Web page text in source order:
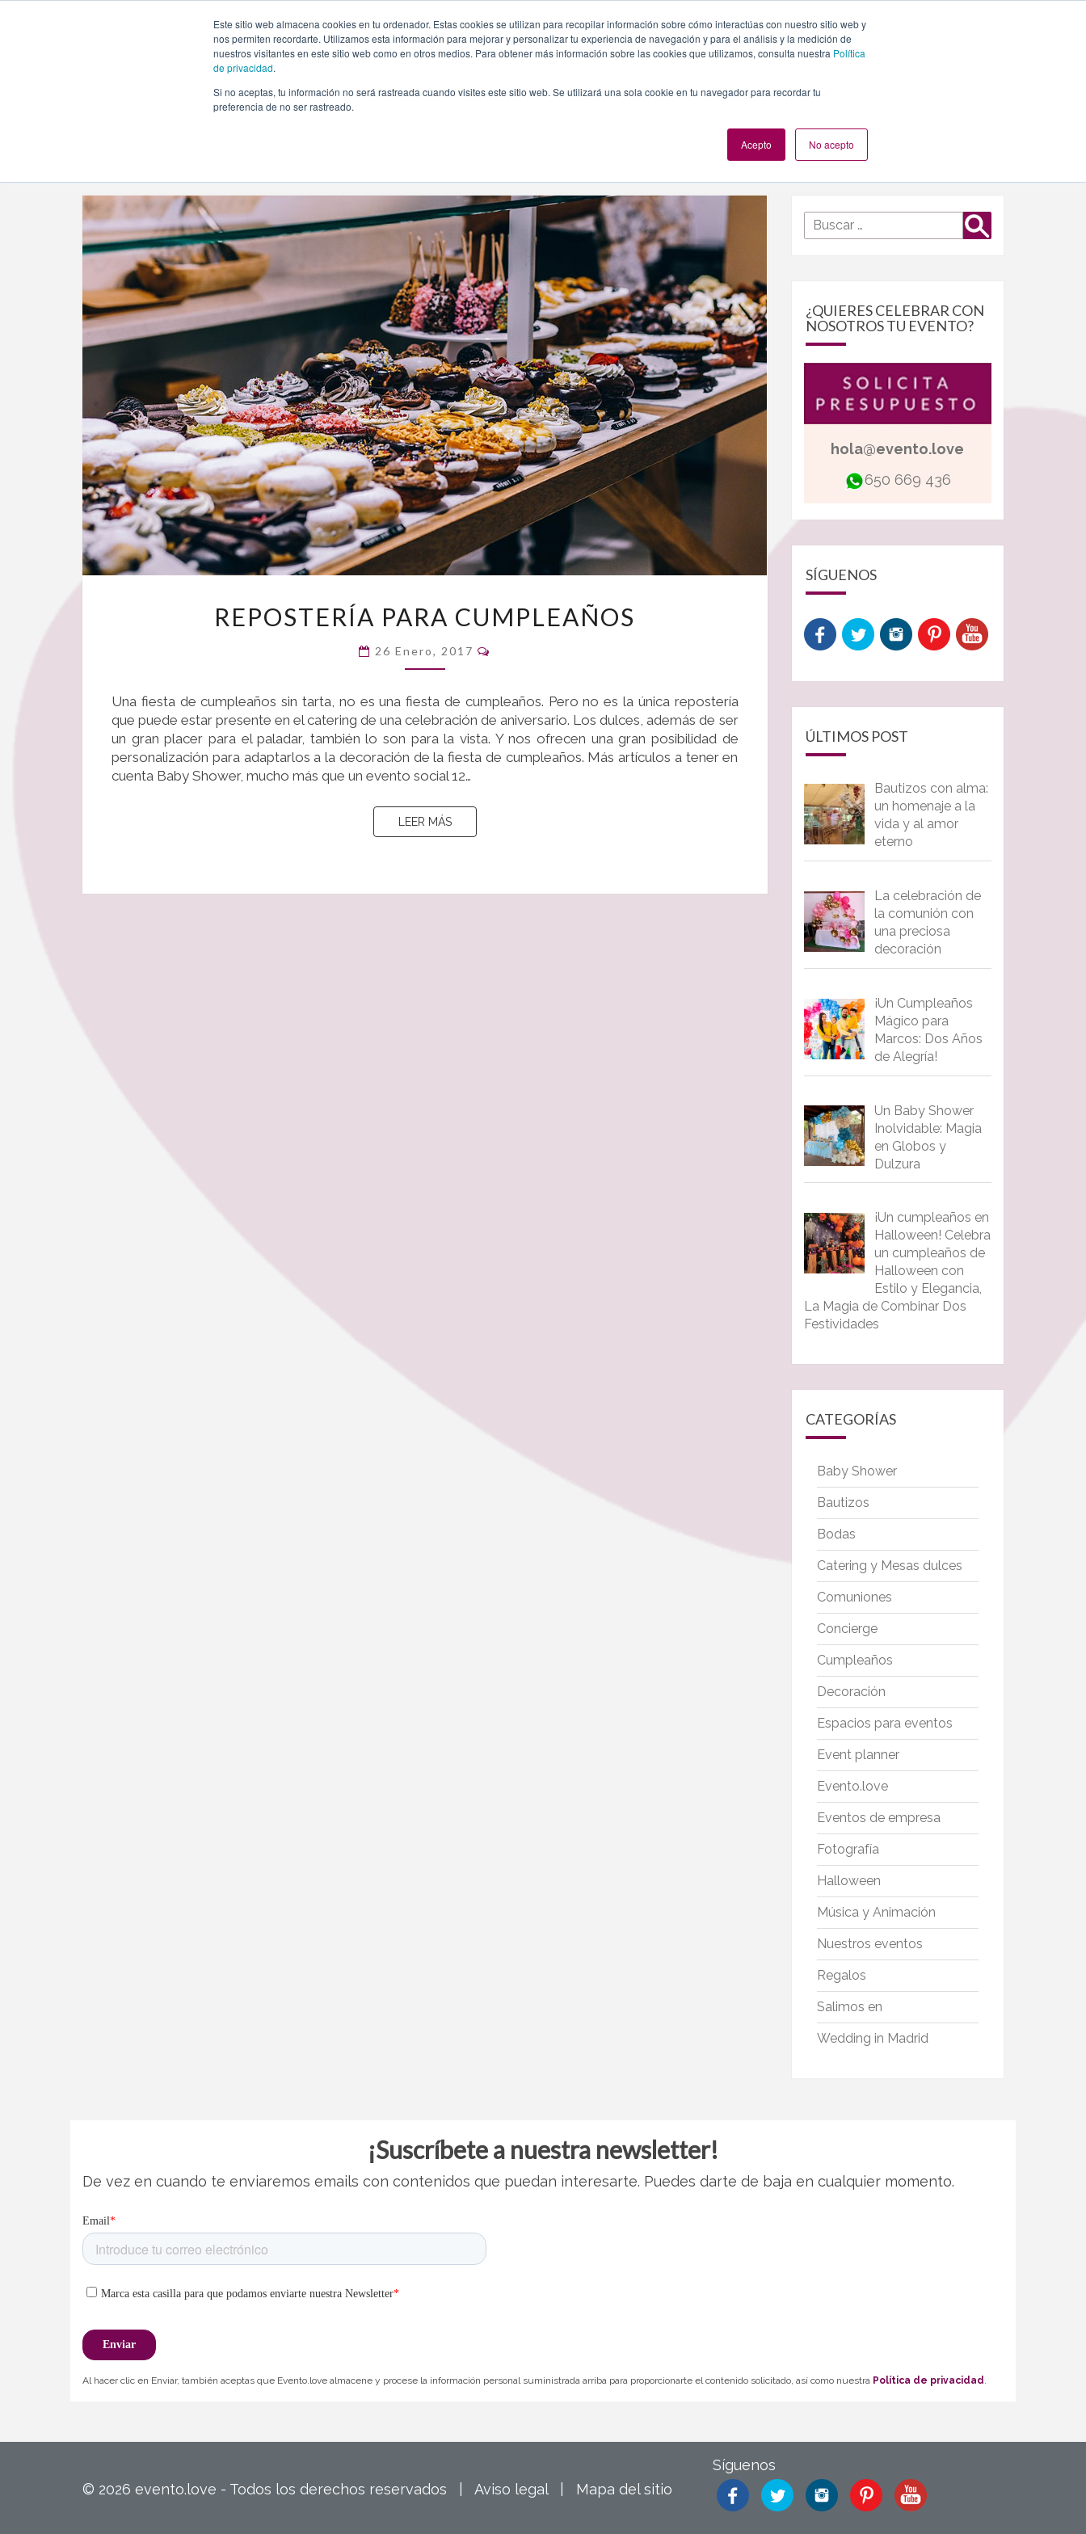
Este sitio web almacena cookies en tu ordenador. Estas cookies se utilizan para recopilar información sobre cómo interactúas con nuestro sitio web y
nos permiten recordarte. Utilizamos esta información para mejorar y personalizar tu experiencia de navegación y para el análisis y la medición de
nuestros visitantes en este sitio web como en otros medios. Para obtener más información sobre las cookies que utilizamos, consulta nuestra Política
de privacidad.
Si no aceptas, tu información no será rastreada cuando visites este sitio web. Se utilizará una sola cookie en tu navegador para recordar tu
preferencia de no ser rastreado.
Acepto No acepto
INICIO QUIÉNES SOMOS TE OFRECEMOS PLANES NUESTROS EVENTOS
PARA
REPOSTERÍA PARA CUMPLEAÑOS
26 Enero, 2017
Una fiesta de cumpleaños sin tarta, no es una fiesta de cumpleaños. Pero no es la única repostería
que puede estar presente en el catering de una celebración de aniversario. Los dulces, además de ser
un gran placer para el paladar, también lo son para la vista. Y nos ofrecen una gran posibilidad de
personalización para adaptarlos a la decoración de la fiesta de cumpleaños. Más artículos a tener en
cuenta Baby Shower, mucho más que un evento social 12…
LEER MÁSLEER MÁS
Buscar
por:
Buscar
¿QUIERES CELEBRAR CON
NOSOTROS TU EVENTO?
hola@evento.love
650 669 436
SÍGUENOS
ÚLTIMOS POST
Bautizos con alma:
un homenaje a la
vida y al amor
eterno
La celebración de
la comunión con
una preciosa
decoración
¡Un Cumpleaños
Mágico para
Marcos: Dos Años
de Alegría!
Un Baby Shower
Inolvidable: Magia
en Globos y
Dulzura
¡Un cumpleaños en
Halloween! Celebra
un cumpleaños de
Halloween con
Estilo y Elegancia,
La Magia de Combinar Dos
Festividades
CATEGORÍAS
Baby Shower
Bautizos
Bodas
Catering y Mesas dulces
Comuniones
Concierge
Cumpleaños
Decoración
Espacios para eventos
Event planner
Evento.love
Eventos de empresa
Fotografía
Halloween
Música y Animación
Nuestros eventos
Regalos
Salimos en
Wedding in Madrid
¡Suscríbete a nuestra newsletter!
De vez en cuando te enviaremos emails con contenidos que puedan interesarte. Puedes darte de baja en cualquier momento.
Al hacer clic en Enviar, también aceptas que Evento.love almacene y procese la información personal suministrada arriba para proporcionarte el contenido solicitado, así como nuestra Política de privacidad.
© 2026 evento.love - Todos los derechos reservados | Aviso legal| Mapa del sitio
Síguenos